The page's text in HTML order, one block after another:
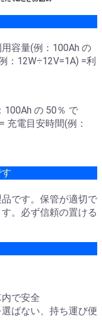
容量(例：100Ah の
：12W÷12V=1A) =利
100Ah の 50％ で
充電目安時間(例：
です。保管が適切で
。必ず信頼の置ける
で安全
ばない、持ち運び便